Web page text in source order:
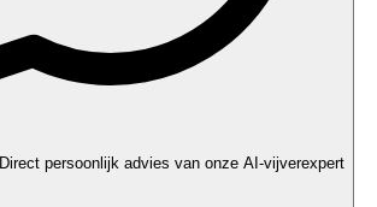
Direct persoonlijk advies van onze AI-vijverexpert